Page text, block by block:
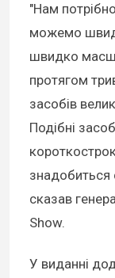
"Нам
можемо
швидко
протягом
засобів
Подібні
знадобиться
сказав
Show.
У виданні